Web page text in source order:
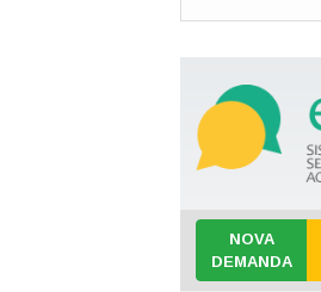
NOVA
DEMANDA